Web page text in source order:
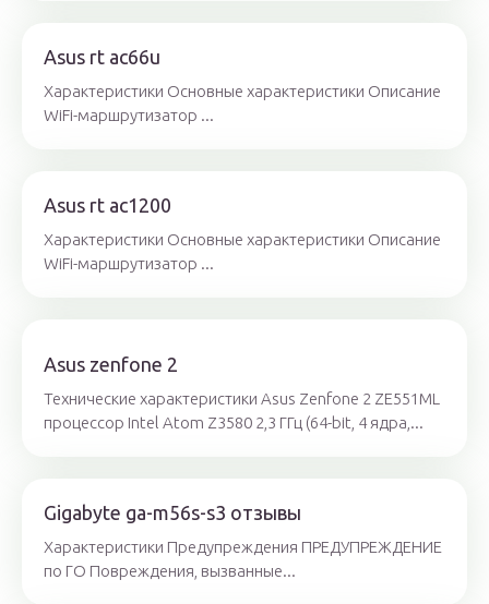
Asus rt ac66u
Характеристики Основные характеристики Описание
WiFi-маршрутизатор ...
Asus rt ac1200
Характеристики Основные характеристики Описание
WiFi-маршрутизатор ...
Asus zenfone 2
Технические характеристики Asus Zenfone 2 ZE551ML
процессор Intel Atom Z3580 2,3 ГГц (64-bit, 4 ядра,...
Gigabyte ga-m56s-s3 отзывы
Характеристики Предупреждения ПРЕДУПРЕЖДЕНИЕ
по ГО Повреждения, вызванные...